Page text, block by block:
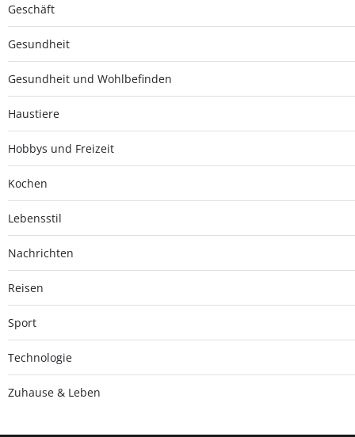
Geschäft
Gesundheit
Gesundheit und Wohlbefinden
Haustiere
Hobbys und Freizeit
Kochen
Lebensstil
Nachrichten
Reisen
Sport
Technologie
Zuhause & Leben